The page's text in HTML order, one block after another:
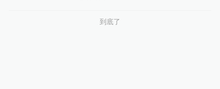
到底了